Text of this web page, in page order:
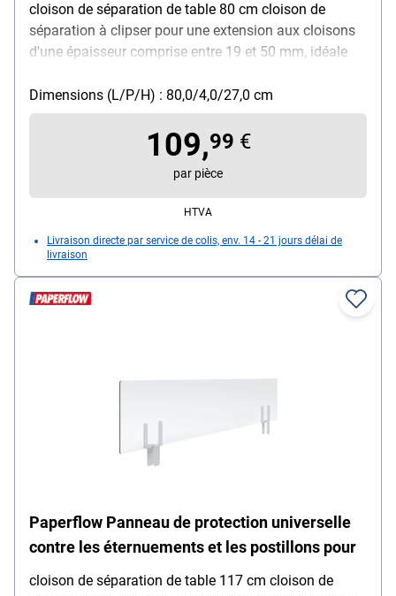
cloison de séparation de table 80 cm cloison de
séparation à clipser pour une extension aux cloisons
d'une épaisseur comprise entre 19 et 50 mm, idéale
système à vis, résistant aux désinfectants, base en
acier avec peinture époxy blanche, panneau de
séparation en acrylique, poids : 1,44 kg, couleur :
transparent, dimensions (L/P/H) : 80 / 0,4 / 27 cm,
Dimensions (L/P/H) : 80,0/4,0/27,0 cm
109,99 €
par pièce
HTVA
Livraison directe par service de colis, env. 14 - 21 jours délai de
livraison
Paperflow Panneau de protection universelle
contre les éternuements et les postillons pour
cloison de séparation de table 117 cm cloison de